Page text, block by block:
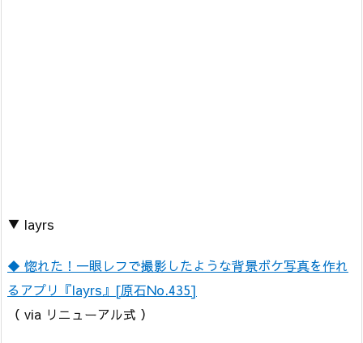
▼ layrs
◆ 惚れた！一眼レフで撮影したような背景ボケ写真を作れ
るアプリ『layrs』[原石No.435]
（ via リニューアル式 ）